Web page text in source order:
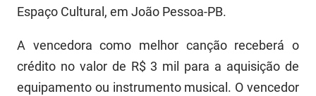
Espaço Cultural, em João Pessoa-PB.
A vencedora como melhor canção receberá o
crédito no valor de R$ 3 mil para a aquisição de
equipamento ou instrumento musical. O vencedor